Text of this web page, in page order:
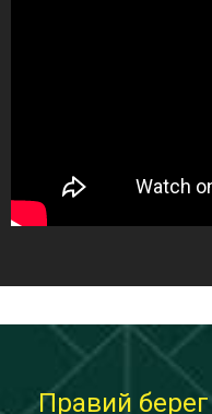
Правий берег